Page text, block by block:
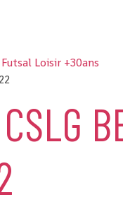
Futsal Loisir +30ans